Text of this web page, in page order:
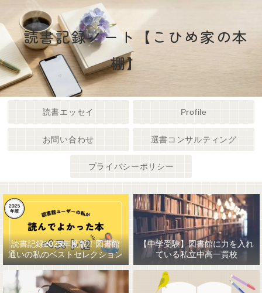
読書記録ノート【こひめ家の本
棚】
読書エッセイ Profile
お問い合わせ 選書コンサルティング
プライバシーポリシー
読書記録2025年度版！図書館
通いの私のベストセレクション
【中学受験】図書館に力を入れ
ている私立中高一貫校